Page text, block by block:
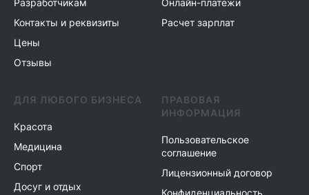
Контакты и реквизиты
Цены
Отзывы
Расчет зарплат
ДЛЯ ЛЮБОГО БИЗНЕСА
Красота
Медицина
Спорт
Досуг и отдых
ПРАВОВАЯ
ИНФОРМАЦИЯ
Пользовательское
соглашение
Лицензионный договор
Конфиденциальность